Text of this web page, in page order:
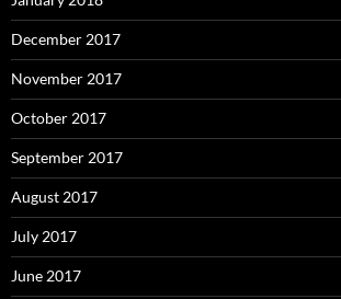
December 2017
November 2017
October 2017
September 2017
August 2017
July 2017
June 2017